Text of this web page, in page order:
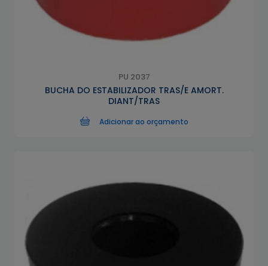
PU 2037
BUCHA DO ESTABILIZADOR TRAS/E AMORT.
DIANT/TRAS
Adicionar ao orçamento